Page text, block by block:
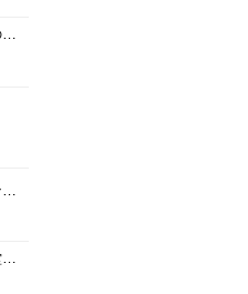
【京都夏の風物詩】清水焼の本場でお値ごろの陶器がズラリ！お気に入りの食器を探してぶらり☆「京都五条坂 陶器まつり」
フレンチシェフ直伝、フランスの家庭料理『ジャガイモとミートソースのグラタン』の作り方
京都を代表するガツ盛り食堂「ハイライト」の名物メニュー”唐揚げ”の作り方